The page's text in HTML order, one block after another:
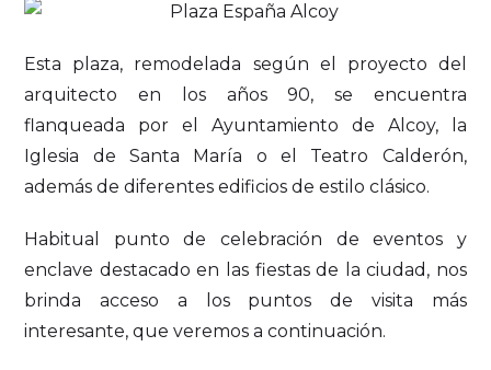
Esta plaza, remodelada según el proyecto del
arquitecto en los años 90, se encuentra
flanqueada por el Ayuntamiento de Alcoy, la
Iglesia de Santa María o el Teatro Calderón,
además de diferentes edificios de estilo clásico.
Habitual punto de celebración de eventos y
enclave destacado en las fiestas de la ciudad, nos
brinda acceso a los puntos de visita más
interesante, que veremos a continuación.